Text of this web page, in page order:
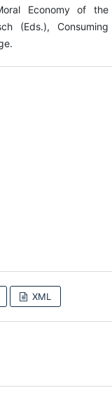
Economy of the
(Eds.), Consuming
XML